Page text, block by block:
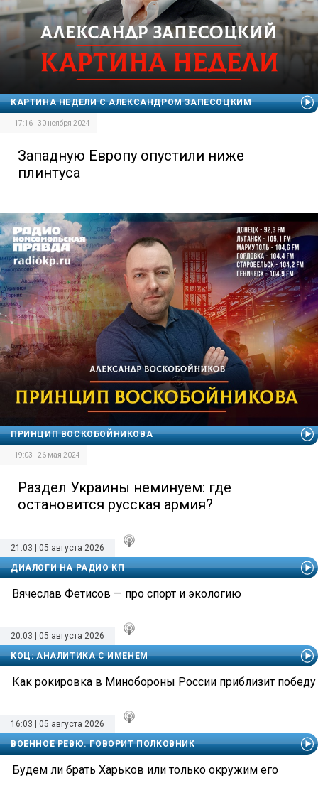
КАРТИНА НЕДЕЛИ С АЛЕКСАНДРОМ ЗАПЕСОЦКИМ
17:16 | 30 ноября 2024
Западную Европу опустили ниже
плинтуса
ПРИНЦИП ВОСКОБОЙНИКОВА
19:03 | 26 мая 2024
Раздел Украины неминуем: где
остановится русская армия?
21:03 | 05 августа 2026
ДИАЛОГИ НА РАДИО КП
Вячеслав Фетисов — про спорт и экологию
20:03 | 05 августа 2026
КОЦ: АНАЛИТИКА С ИМЕНЕМ
Как рокировка в Минобороны России приблизит победу
16:03 | 05 августа 2026
ВОЕННОЕ РЕВЮ. ГОВОРИТ ПОЛКОВНИК
Будем ли брать Харьков или только окружим его